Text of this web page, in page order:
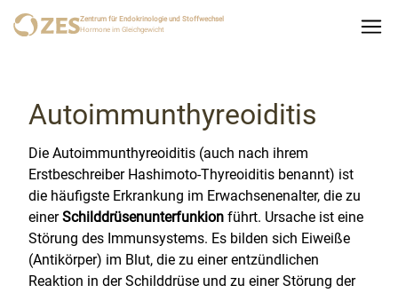
Zentrum für Endokrinologie und Stoffwechsel
Hormone im Gleichgewicht
Autoimmunthyreoiditis
Die Autoimmunthyreoiditis (auch nach ihrem
Erstbeschreiber Hashimoto-Thyreoiditis benannt) ist
die häufigste Erkrankung im Erwachsenenalter, die zu
einerSchilddrüsenunterfunkion führt. Ursache ist eine
Störung des Immunsystems. Es bilden sich Eiweiße
(Antikörper) im Blut, die zu einer entzündlichen
Reaktion in der Schilddrüse und zu einer Störung der